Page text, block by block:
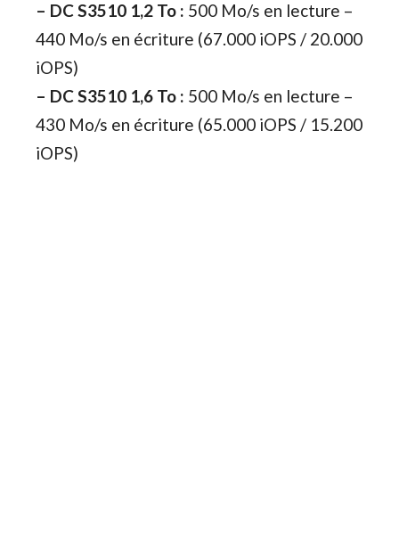
– DC S3510 1,2 To : 500 Mo/s en lecture –
440 Mo/s en écriture (67.000 iOPS / 20.000
iOPS)
– DC S3510 1,6 To : 500 Mo/s en lecture –
430 Mo/s en écriture (65.000 iOPS / 15.200
iOPS)